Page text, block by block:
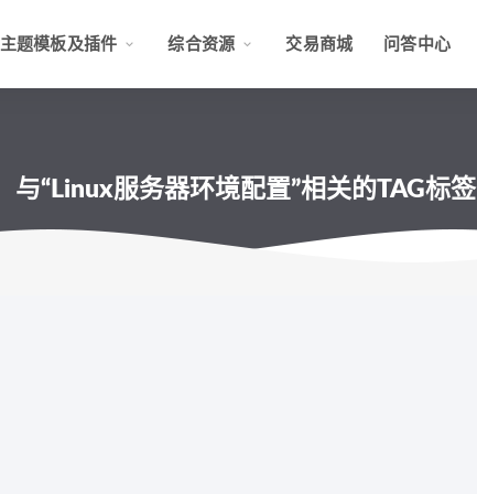
主题模板及插件 综合资源 交易商城 问答中心
与“Linux服务器环境配置”相关的TAG标签